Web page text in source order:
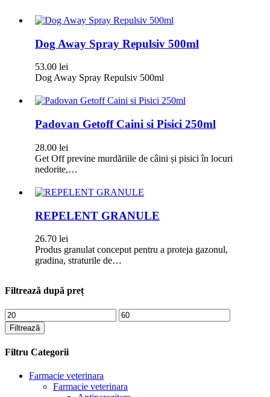
Dog Away Spray Repulsiv 500ml
53.00 lei
Dog Away Spray Repulsiv 500ml
Padovan Getoff Caini si Pisici 250ml
28.00 lei
Get Off previne murdăriile de câini și pisici în locuri
nedorite,…
REPELENT GRANULE
26.70 lei
Produs granulat conceput pentru a proteja gazonul,
gradina, straturile de…
Filtrează după preț
Preț
minim
Preț
maxim
Filtrează
Filtru Categorii
Farmacie veterinara
Farmacie veterinara